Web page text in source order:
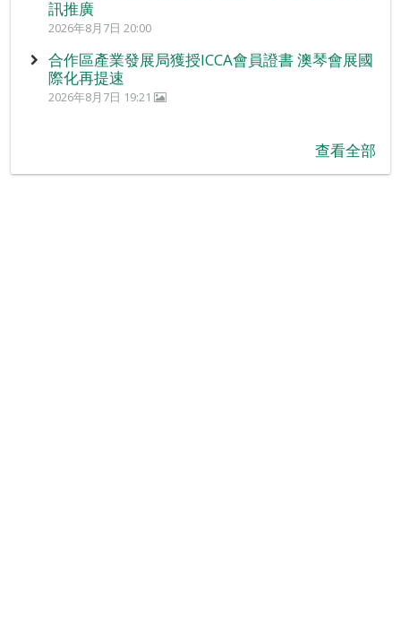
訊推廣
2026年8月7日 20:00
合作區產業發展局獲授ICCA會員證書 澳琴會展國
際化再提速
2026年8月7日 19:21
查看全部